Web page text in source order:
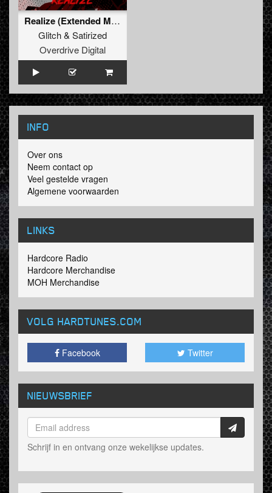
Realize (Extended Mix)
Glitch& Satirized
Overdrive Digital
INFO
Over ons
Neem contact op
Veel gestelde vragen
Algemene voorwaarden
LINKS
Hardcore Radio
Hardcore Merchandise
MOH Merchandise
VOLG HARDTUNES.COM
Facebook Twitter
NIEUWSBRIEF
Schrijf in en ontvang onze wekelijkse updates.